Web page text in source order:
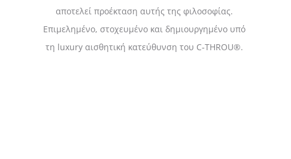
αποτελεί προέκταση αυτής της φιλοσοφίας.
Επιμελημένο, στοχευμένο και δημιουργημένο υπό
τη luxury αισθητική κατεύθυνση του C‑THROU®.